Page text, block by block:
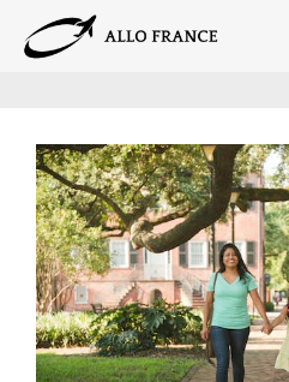
contenu